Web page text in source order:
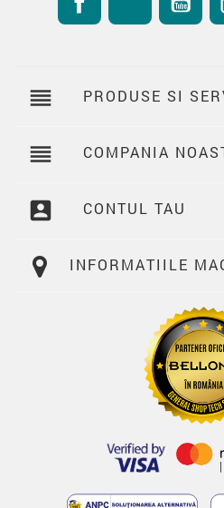
reorder PRODUSE SI
reorder COMPANIA
account_box CONTUL TAU
INFORMATIILE